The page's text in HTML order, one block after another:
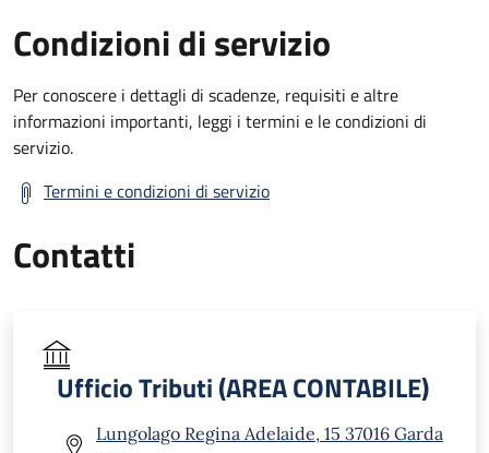
Condizioni di servizio
Per conoscere i dettagli di scadenze, requisiti e altre
informazioni importanti, leggi i termini e le condizioni di
servizio.
Termini e condizioni di servizio
Contatti
Ufficio Tributi (AREA CONTABILE)
Lungolago Regina Adelaide, 15 37016 Garda